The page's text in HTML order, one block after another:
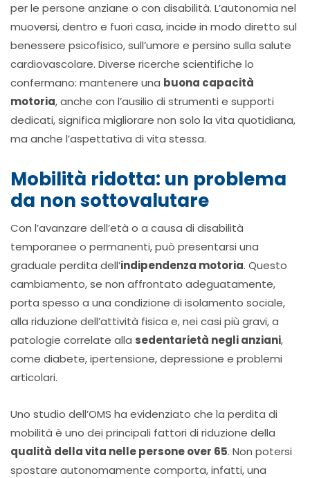
per le persone anziane o con disabilità. L’autonomia nel
muoversi, dentro e fuori casa, incide in modo diretto sul
benessere psicofisico, sull’umore e persino sulla salute
cardiovascolare. Diverse ricerche scientifiche lo
confermano: mantenere una buona capacità
motoria, anche con l’ausilio di strumenti e supporti
dedicati, significa migliorare non solo la vita quotidiana,
ma anche l’aspettativa di vita stessa.
Mobilità ridotta: un problema
da non sottovalutare
Con l’avanzare dell’età o a causa di disabilità
temporanee o permanenti, può presentarsi una
graduale perdita dell’indipendenza motoria. Questo
cambiamento, se non affrontato adeguatamente,
porta spesso a una condizione di isolamento sociale,
alla riduzione dell’attività fisica e, nei casi più gravi, a
patologie correlate alla sedentarietà negli anziani,
come diabete, ipertensione, depressione e problemi
articolari.
Uno studio dell’OMS ha evidenziato che la perdita di
mobilità è uno dei principali fattori di riduzione della
qualità della vita nelle persone over 65. Non potersi
spostare autonomamente comporta, infatti, una